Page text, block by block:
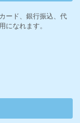
ード、銀行振込、代
になれます。